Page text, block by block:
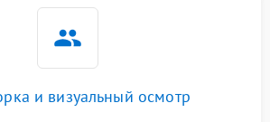
и визуальный осмотр